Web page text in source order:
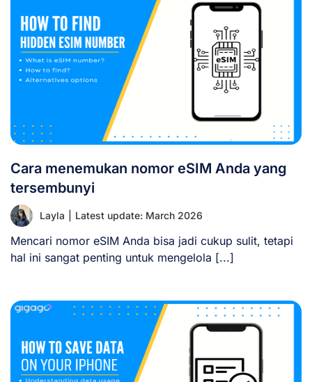
Cara menemukan nomor eSIM Anda yang
tersembunyi
Layla Latest update: March 2026
Mencari nomor eSIM Anda bisa jadi cukup sulit, tetapi
hal ini sangat penting untuk mengelola [...]